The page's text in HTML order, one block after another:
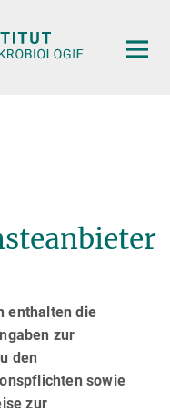
enthalten die
zur
den
sowie
zur